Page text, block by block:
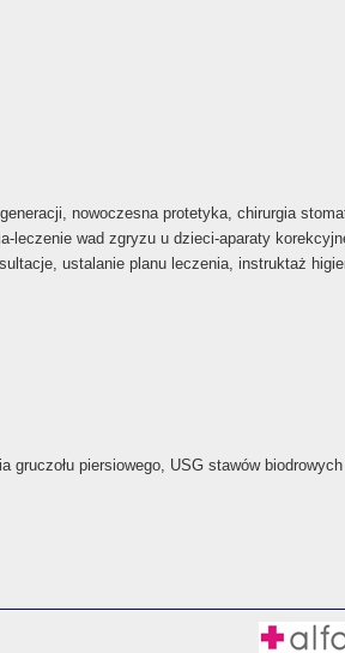
nowoczesna protetyka, chirurgia
leczenie wad zgryzu u dzieci-aparaty
ustalanie planu leczenia, instruktaż
piersiowego, USG stawów